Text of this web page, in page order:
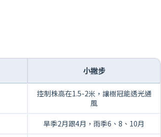
小撇步
控制株高在1.5-2米，讓樹冠能透光通
風
旱季2月跟4月，雨季6、8、10月